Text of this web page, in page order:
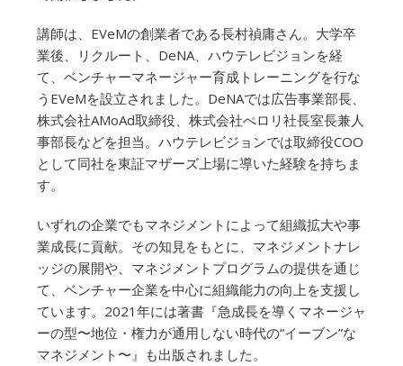
講師は、EVeMの創業者である長村禎庸さん。大学卒
業後、リクルート、DeNA、ハウテレビジョンを経
て、ベンチャーマネージャー育成トレーニングを行な
うEVeMを設立されました。DeNAでは広告事業部長、
株式会社AMoAd取締役、株式会社ぺロリ社長室長兼人
事部長などを担当。ハウテレビジョンでは取締役COO
として同社を東証マザーズ上場に導いた経験を持ちま
す。
いずれの企業でもマネジメントによって組織拡大や事
業成長に貢献。その知見をもとに、マネジメントナレ
ッジの展開や、マネジメントプログラムの提供を通じ
て、ベンチャー企業を中心に組織能力の向上を支援し
ています。2021年には著書『急成長を導くマネージャ
ーの型〜地位・権力が通用しない時代の“イーブン”な
マネジメント〜』も出版されました。